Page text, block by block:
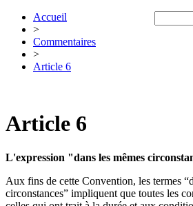
Accueil
>
Commentaires
>
Article 6
Article 6
L'expression "dans les mêmes
Aux fins de cette Convention, les termes
circonstances” impliquent que toutes les